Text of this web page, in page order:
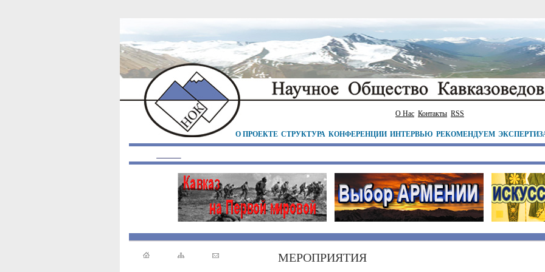
О Нас Контакты RSS
О ПРОЕКТЕ СТРУКТУРА КОНФЕРЕНЦИИ ИНТЕРВЬЮ РЕКОМЕНДУЕМ
МЕРОПРИЯТИЯ